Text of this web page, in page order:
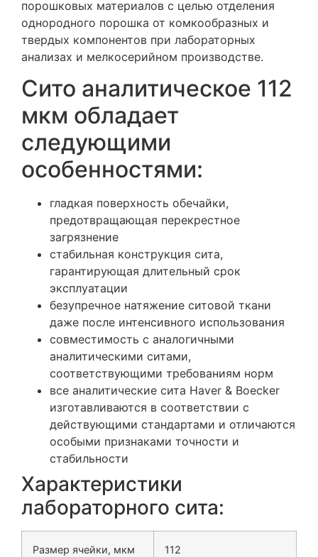
порошковых материалов с целью отделения
однородного порошка от комкообразных и
твердых компонентов при лабораторных
анализах и мелкосерийном производстве.
Сито аналитическое 112
мкм обладает
следующими
особенностями:
гладкая поверхность обечайки,
предотвращающая перекрестное
загрязнение
стабильная конструкция сита,
гарантирующая длительный срок
эксплуатации
безупречное натяжение ситовой ткани
даже после интенсивного использования
совместимость с аналогичными
аналитическими ситами,
соответствующими требованиям норм
все аналитические сита Haver & Boecker
изготавливаются в соответствии с
действующими стандартами и отличаются
особыми признаками точности и
стабильности
Характеристики
лабораторного сита:
Размер ячейки, мкм 112